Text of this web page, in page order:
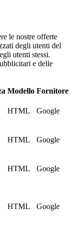
le nostre offerte
degli utenti del
utenti stessi.
e delle
Modello Fornitore
HTML Google
HTML Google
HTML Google
HTML Google